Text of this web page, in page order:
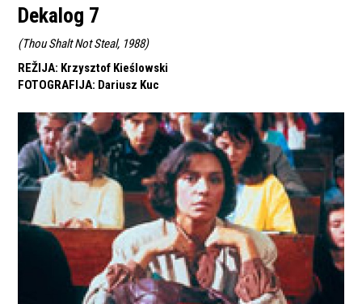
Dekalog 7
(Thou Shalt Not Steal, 1988)
REŽIJA: Krzysztof Kieślowski
FOTOGRAFIJA: Dariusz Kuc